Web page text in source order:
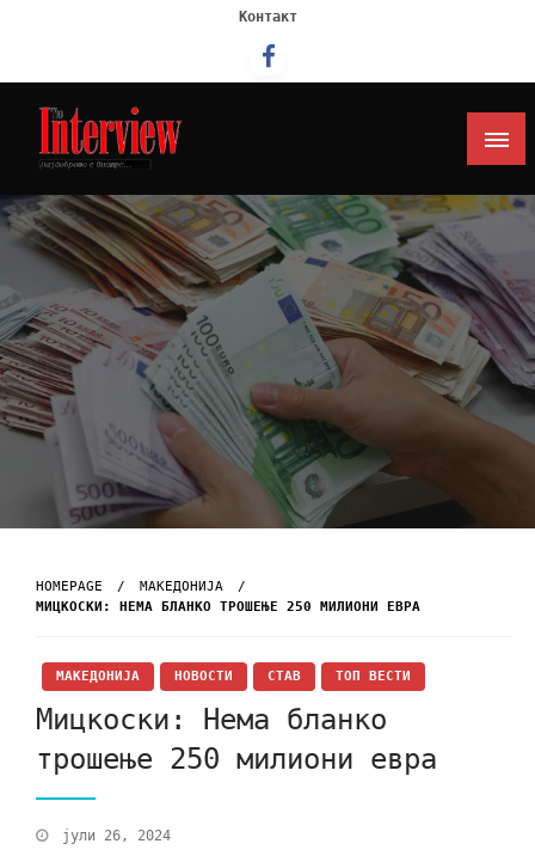
Контакт
Интервју
HOMEPAGE
МАКЕДОНИЈА
МИЦКОСКИ: НЕМА БЛАНКО ТРОШЕЊЕ 250 МИЛИОНИ ЕВРА
МАКЕДОНИЈА НОВОСТИ СТАВ ТОП ВЕСТИ
Мицкоски: Нема бланко
трошење 250 милиони евра
јули 26, 2024